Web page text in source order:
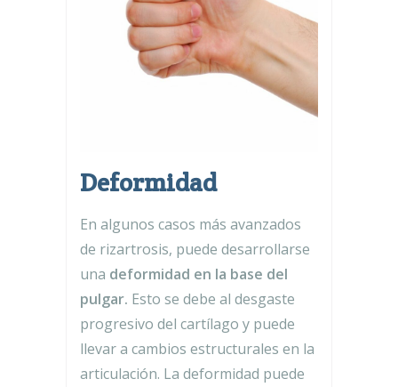
Deformidad
En algunos casos más avanzados
de rizartrosis, puede desarrollarse
una deformidad en la base del
pulgar. Esto se debe al desgaste
progresivo del cartílago y puede
llevar a cambios estructurales en la
articulación. La deformidad puede